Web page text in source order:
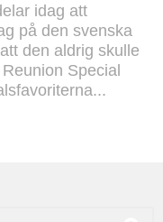
idag att
på den svenska
den aldrig skulle
Special